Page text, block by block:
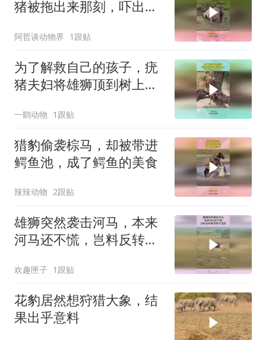
猪被拖出来那刻，吓出一
阿哲谈动物界 1跟贴
为了解救自己的孩子，疣
猪夫妇将雄狮顶到树上，
一鹞动物 1跟贴
猎豹偷袭棕马，却被带进
鳄鱼池，成了鳄鱼的美食
辣辣动物 2跟贴
雄狮突然袭击河马，本来
河马还不慌，岂料反转来
欢趣匣子 1跟贴
花豹居然想狩猎大象，结
果出乎意料